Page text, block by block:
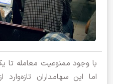
با وجود ممنوعیت معامله
اما این سهامداران